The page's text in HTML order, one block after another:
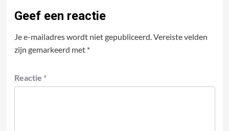
Geef een reactie
Je e-mailadres wordt niet gepubliceerd.Vereiste velden
zijn gemarkeerd met *
Reactie *